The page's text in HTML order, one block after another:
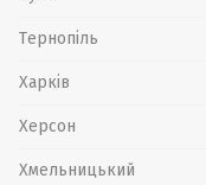
Тернопіль
Харків
Херсон
Хмельницький